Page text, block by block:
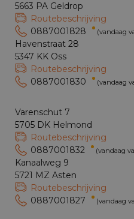
5663 PA Geldrop
Routebeschrijving
0887001828
(vandaag
Havenstraat 28
5347 KK Oss
Routebeschrijving
0887001830
(vandaag
Varenschut 7
5705 DK Helmond
Routebeschrijving
0887001832
(vandaag
Kanaalweg 9
5721 MZ Asten
Routebeschrijving
0887001827
(vandaag